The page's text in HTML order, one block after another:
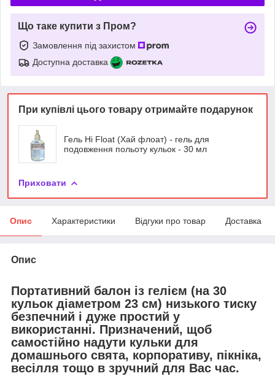
Що таке купити з Пром?
Замовлення під захистом
Доступна доставка
При купівлі цього товару отримайте подарунок
Гель Hi Float (Хай флоат) - гель для
подовження польоту кульок - 30 мл
Приховати
Опис Характеристики Відгуки про товар Доставка
Опис
Портативний балон із гелієм (на 30
кульок діаметром 23 см) низького тиску
безпечний і дуже простий у
використанні. Призначений, щоб
самостійно надути кульки для
домашнього свята, корпоративу, пікніка,
весілля тощо в зручний для Вас час.